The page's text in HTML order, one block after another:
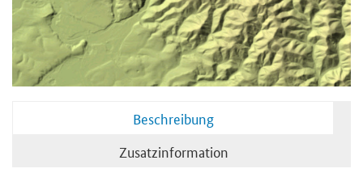
Beschreibung
Zusatzinformation